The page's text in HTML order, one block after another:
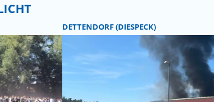
DETTENDORF (DIESPECK)